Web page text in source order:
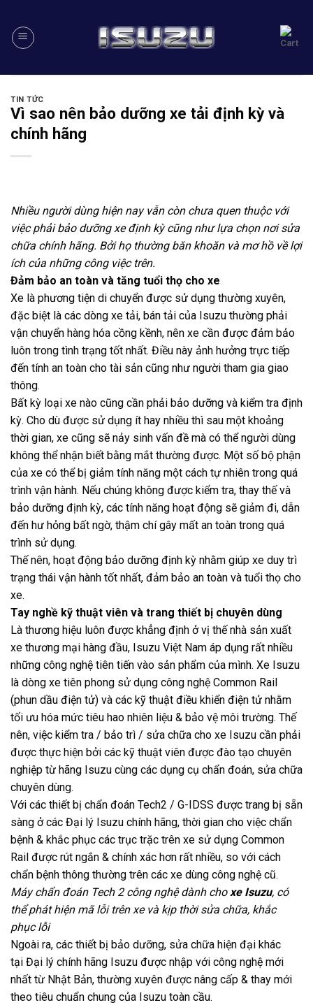
content
TIN TỨC
Vì sao nên bảo dưỡng xe tải định kỳ và
chính hãng
Nhiều người dùng hiện nay vẫn còn chưa quen thuộc với
việc phải bảo dưỡng xe định kỳ cũng như lựa chọn nơi sửa
chữa chính hãng. Bởi họ thường băn khoăn và mơ hồ về lợi
ích của những công việc trên.
Đảm bảo an toàn và tăng tuổi thọ cho xe
Xe là phương tiện di chuyển được sử dụng thường xuyên,
đặc biệt là các dòng xe tải, bán tải của Isuzu thường phải
vận chuyển hàng hóa cồng kềnh, nên xe cần được đảm bảo
luôn trong tình trạng tốt nhất. Điều này ảnh hưởng trực tiếp
đến tính an toàn cho tài sản cũng như người tham gia giao
thông.
Bất kỳ loại xe nào cũng cần phải bảo dưỡng và kiểm tra định
kỳ. Cho dù được sử dụng ít hay nhiều thì sau một khoảng
thời gian, xe cũng sẽ nảy sinh vấn đề mà có thể người dùng
không thể nhận biết bằng mắt thường được. Một số bộ phận
của xe có thể bị giảm tính năng một cách tự nhiên trong quá
trình vận hành. Nếu chúng không được kiểm tra, thay thế và
bảo dưỡng định kỳ, các tính năng hoạt động sẽ giảm đi, dẫn
đến hư hỏng bất ngờ, thậm chí gây mất an toàn trong quá
trình sử dụng.
Thế nên, hoạt động bảo dưỡng định kỳ nhằm giúp xe duy trì
trạng thái vận hành tốt nhất, đảm bảo an toàn và tuổi thọ cho
xe.
Tay nghề kỹ thuật viên và trang thiết bị chuyên dùng
Là thương hiệu luôn được khẳng định ở vị thế nhà sản xuất
xe thương mại hàng đầu, Isuzu Việt Nam áp dụng rất nhiều
những công nghệ tiên tiến vào sản phẩm của mình. Xe Isuzu
là dòng xe tiên phong sử dụng công nghệ Common Rail
(phun dầu điện tử) và các kỹ thuật điều khiển điện tử nhằm
tối ưu hóa mức tiêu hao nhiên liệu & bảo vệ môi trường. Thế
nên, việc kiểm tra / bảo trì / sửa chữa cho xe Isuzu cần phải
được thực hiện bởi các kỹ thuật viên được đào tạo chuyên
nghiệp từ hãng Isuzu cùng các dụng cụ chẩn đoán, sửa chữa
chuyên dùng.
Với các thiết bị chẩn đoán Tech2 / G-IDSS được trang bị sẵn
sàng ở các Đại lý Isuzu chính hãng, thời gian cho việc chẩn
bệnh & khắc phục các trục trặc trên xe sử dụng Common
Rail được rút ngắn & chính xác hơn rất nhiều, so với cách
chẩn bệnh thông thường trên các xe dùng công nghệ cũ.
Máy chẩn đoán Tech 2 công nghệ dành choxe Isuzu, có
thể phát hiện mã lỗi trên xe và kịp thời sửa chữa, khắc
phục lỗi
Ngoài ra, các thiết bị bảo dưỡng, sửa chữa hiện đại khác
tại Đại lý chính hãng Isuzu được nhập với công nghệ mới
nhất từ Nhật Bản, thường xuyên được nâng cấp & thay mới
theo tiêu chuẩn chung của Isuzu toàn cầu.